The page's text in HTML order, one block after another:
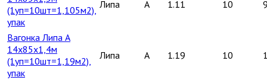
(1уп=10шт=1,105м2),
упак
Липа A 1.11 10
Вагонка Липа А
14х85х1,4м
(1уп=10шт=1,19м2),
упак
Липа A 1.19 10